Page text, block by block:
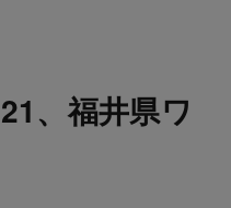
、福井県ワ